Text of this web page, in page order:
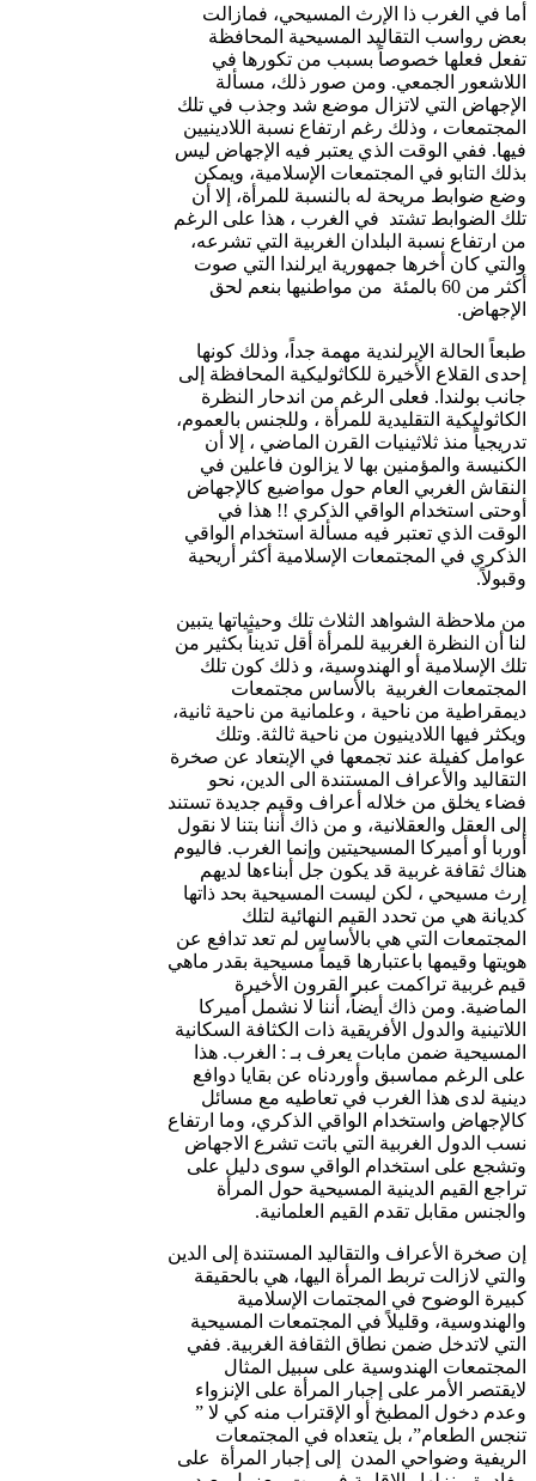
أما في الغرب ذا الإرث المسيحي، فمازالت
بعض رواسب التقاليد المسيحية المحافظة
تفعل فعلها خصوصاً بسبب من تكورها في
اللاشعور الجمعي. ومن صور ذلك، مسألة
الإجهاض التي لاتزال موضع شد وجذب في تلك
المجتمعات ، وذلك رغم ارتفاع نسبة اللادينيين
فيها. ففي الوقت الذي يعتبر فيه الإجهاض ليس
بذلك التابو في المجتمعات الإسلامية، ويمكن
وضع ضوابط مريحة له بالنسبة للمرأة، إلا أن
تلك الضوابط تشتد في الغرب ، هذا على الرغم
من ارتفاع نسبة البلدان الغربية التي تشرعه،
والتي كان أخرها جمهورية ايرلندا التي صوت
أكثر من 60 بالمئة من مواطنيها بنعم لحق
الإجهاض.
طبعاً الحالة الإيرلندية مهمة جداً، وذلك كونها
إحدى القلاع الأخيرة للكاثوليكية المحافظة إلى
جانب بولندا. فعلى الرغم من اندحار النظرة
الكاثوليكية التقليدية للمرأة ، وللجنس بالعموم،
تدريجياً منذ ثلاثينيات القرن الماضي ، إلا أن
الكنيسة والمؤمنين بها لا يزالون فاعلين في
النقاش الغربي العام حول مواضيع كالإجهاض
أوحتى استخدام الواقي الذكري !! هذا في
الوقت الذي تعتبر فيه مسألة استخدام الواقي
الذكري في المجتمعات الإسلامية أكثر أريحية
وقبولاً.
من ملاحظة الشواهد الثلاث تلك وحيثياتها يتبين
لنا أن النظرة الغربية للمرأة أقل تديناً بكثير من
تلك الإسلامية أو الهندوسية، و ذلك كون تلك
المجتمعات الغربية بالأساس مجتمعات
ديمقراطية من ناحية ، وعلمانية من ناحية ثانية،
ويكثر فيها اللادينيون من ناحية ثالثة. وتلك
عوامل كفيلة عند تجمعها في الإبتعاد عن صخرة
التقاليد والأعراف المستندة الى الدين، نحو
فضاء يخلق من خلاله أعراف وقيم جديدة تستند
إلى العقل والعقلانية، و من ذاك أننا بتنا لا نقول
أوربا أو أميركا المسيحيتين وإنما الغرب. فاليوم
هناك ثقافة غربية قد يكون جل أبناءها لديهم
إرث مسيحي ، لكن ليست المسيحية بحد ذاتها
كديانة هي من تحدد القيم النهائية لتلك
المجتمعات التي هي بالأساس لم تعد تدافع عن
هويتها وقيمها باعتبارها قيماً مسيحية بقدر ماهي
قيم غربية تراكمت عبر القرون الأخيرة
الماضية. ومن ذاك أيضاً، أننا لا نشمل أميركا
اللاتينية والدول الأفريقية ذات الكثافة السكانية
المسيحية ضمن مابات يعرف بـ : الغرب. هذا
على الرغم مماسبق وأوردناه عن بقايا دوافع
دينية لدى هذا الغرب في تعاطيه مع مسائل
كالإجهاض واستخدام الواقي الذكري، وما ارتفاع
نسب الدول الغربية التي باتت تشرع الاجهاض
وتشجع على استخدام الواقي سوى دليل على
تراجع القيم الدينية المسيحية حول المرأة
والجنس مقابل تقدم القيم العلمانية.
إن صخرة الأعراف والتقاليد المستندة إلى الدين
والتي لازالت تربط المرأة اليها، هي بالحقيقة
كبيرة الوضوح في المجتمات الإسلامية
والهندوسية، وقليلاً في المجتمعات المسيحية
التي لاتدخل ضمن نطاق الثقافة الغربية. ففي
المجتمعات الهندوسية على سبيل المثال
لايقتصر الأمر على إجبار المرأة على الإنزواء
وعدم دخول المطبخ أو الإقتراب منه كي لا ”
تنجس الطعام”، بل يتعداه في المجتمعات
الريفية وضواحي المدن إلى إجبار المرأة على